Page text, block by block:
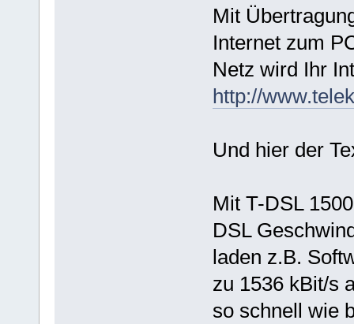
Mit
Internet zum
Netz wird Ihr
http://
Und hier der
Mit T-DSL
DSL
laden z.B.
zu 1536 kBit/s
so schnell wie